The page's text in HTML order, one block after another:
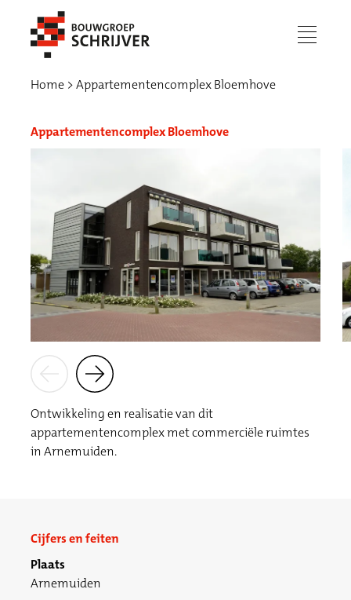
menu
Werken bij
Home Appartementencomplex Bloemhove
Appartementencomplex Bloemhove
Ontwikkeling en realisatie van dit
appartementencomplex met commerciële ruimtes
in Arnemuiden.
Cijfers en feiten
Plaats
Arnemuiden